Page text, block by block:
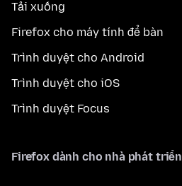
Tải xuống
Firefox cho máy tính để bàn
Trình duyệt cho Android
Trình duyệt cho iOS
Trình duyệt Focus
Firefox dành cho nhà phát triển